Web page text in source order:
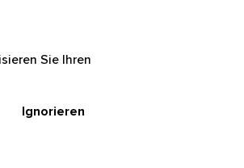
Sie Ihren
Ignorieren